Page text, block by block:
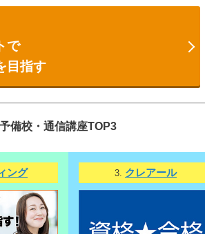
で
目指す
備校・通信講座TOP3
ング 3. クレアール